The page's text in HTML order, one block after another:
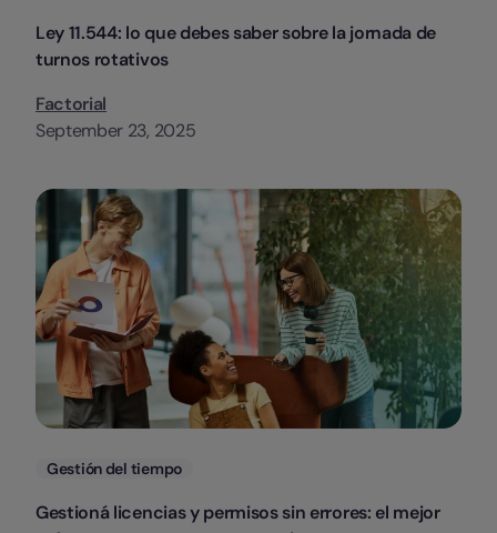
Ley 11.544: lo que debes saber sobre la jornada de
turnos rotativos
Factorial
September 23, 2025
Categorias
Gestión del tiempo
Gestioná licencias y permisos sin errores: el mejor